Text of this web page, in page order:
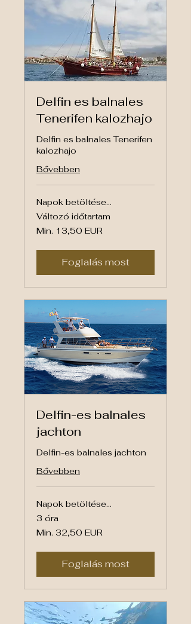
Delfin es balnales
Tenerifen kalozhajo
Delfin es balnales Tenerifen
kalozhajo
Bővebben
Napok betöltése...
Változó időtartam
Min.
13,50
Min. 13,50 EUR
Foglalás most
Delfin-es balnales
jachton
Delfin-es balnales jachton
Bővebben
Napok betöltése...
3 óra
Min.
32,50
Min. 32,50 EUR
Foglalás most